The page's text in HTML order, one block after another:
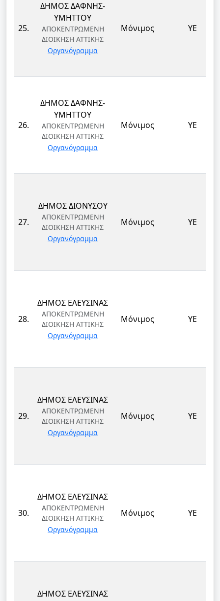
25.
ΔΗΜΟΣ ΔΑΦΝΗΣ-
ΥΜΗΤΤΟΥ
ΑΠΟΚΕΝΤΡΩΜΕΝΗ
ΔΙΟΙΚΗΣΗ ΑΤΤΙΚΗΣ
Οργανόγραμμα
Μόνιμος ΥΕ
26.
ΔΗΜΟΣ ΔΑΦΝΗΣ-
ΥΜΗΤΤΟΥ
ΑΠΟΚΕΝΤΡΩΜΕΝΗ
ΔΙΟΙΚΗΣΗ ΑΤΤΙΚΗΣ
Οργανόγραμμα
Μόνιμος ΥΕ
27.
ΔΗΜΟΣ ΔΙΟΝΥΣΟΥ
ΑΠΟΚΕΝΤΡΩΜΕΝΗ
ΔΙΟΙΚΗΣΗ ΑΤΤΙΚΗΣ
Οργανόγραμμα
Μόνιμος ΥΕ
28.
ΔΗΜΟΣ ΕΛΕΥΣΙΝΑΣ
ΑΠΟΚΕΝΤΡΩΜΕΝΗ
ΔΙΟΙΚΗΣΗ ΑΤΤΙΚΗΣ
Οργανόγραμμα
Μόνιμος ΥΕ
29.
ΔΗΜΟΣ ΕΛΕΥΣΙΝΑΣ
ΑΠΟΚΕΝΤΡΩΜΕΝΗ
ΔΙΟΙΚΗΣΗ ΑΤΤΙΚΗΣ
Οργανόγραμμα
Μόνιμος ΥΕ
30.
ΔΗΜΟΣ ΕΛΕΥΣΙΝΑΣ
ΑΠΟΚΕΝΤΡΩΜΕΝΗ
ΔΙΟΙΚΗΣΗ ΑΤΤΙΚΗΣ
Οργανόγραμμα
Μόνιμος ΥΕ
ΔΗΜΟΣ ΕΛΕΥΣΙΝΑΣ